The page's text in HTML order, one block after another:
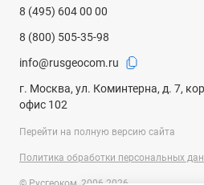
8 (495) 604 00 00
8 (800) 505-35-98
info@rusgeocom.ru
г. Москва, ул. Коминтерна, д. 7,
офис 102
Перейти на полную версию сайта
Политика обработки персональных